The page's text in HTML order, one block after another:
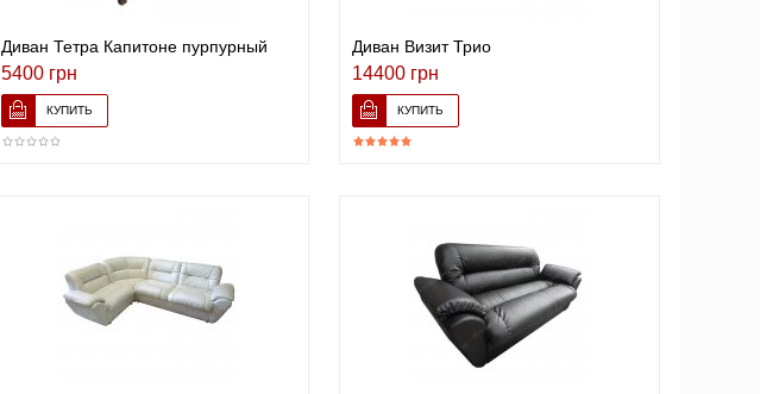
Диван Тетра Капитоне пурпурный
5400 грн
Диван Визит Трио
14400 грн